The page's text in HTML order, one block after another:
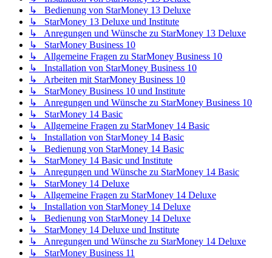
↳ Bedienung von StarMoney 13 Deluxe
↳ StarMoney 13 Deluxe und Institute
↳ Anregungen und Wünsche zu StarMoney 13 Deluxe
↳ StarMoney Business 10
↳ Allgemeine Fragen zu StarMoney Business 10
↳ Installation von StarMoney Business 10
↳ Arbeiten mit StarMoney Business 10
↳ StarMoney Business 10 und Institute
↳ Anregungen und Wünsche zu StarMoney Business 10
↳ StarMoney 14 Basic
↳ Allgemeine Fragen zu StarMoney 14 Basic
↳ Installation von StarMoney 14 Basic
↳ Bedienung von StarMoney 14 Basic
↳ StarMoney 14 Basic und Institute
↳ Anregungen und Wünsche zu StarMoney 14 Basic
↳ StarMoney 14 Deluxe
↳ Allgemeine Fragen zu StarMoney 14 Deluxe
↳ Installation von StarMoney 14 Deluxe
↳ Bedienung von StarMoney 14 Deluxe
↳ StarMoney 14 Deluxe und Institute
↳ Anregungen und Wünsche zu StarMoney 14 Deluxe
↳ StarMoney Business 11